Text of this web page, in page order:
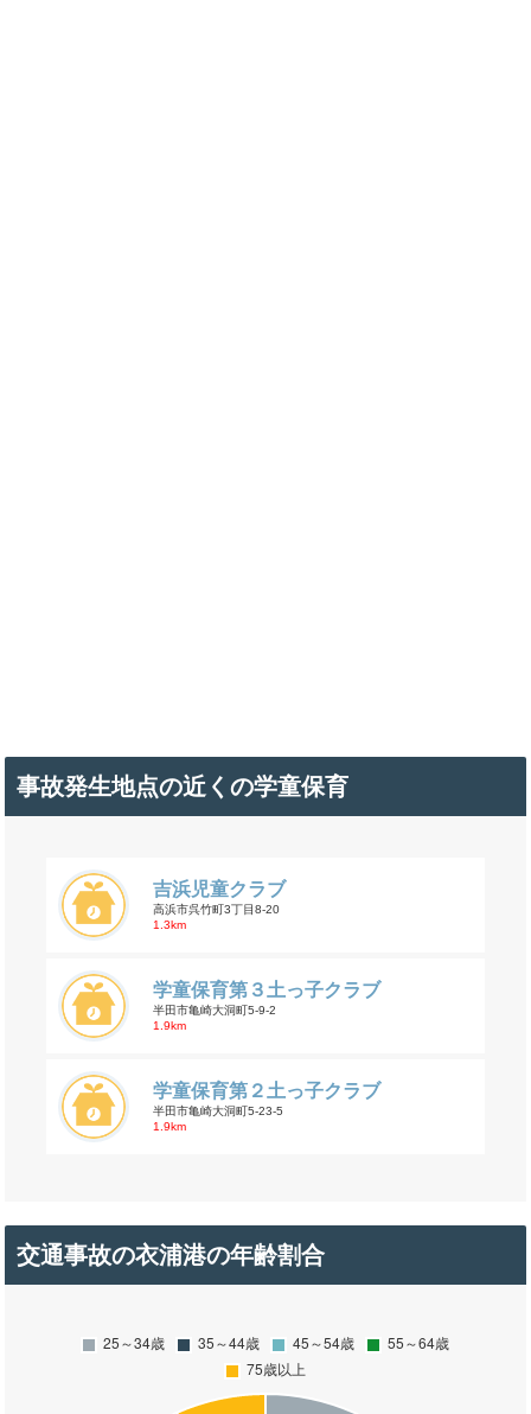
事故発生地点の近くの学童保育
吉浜児童クラブ
高浜市呉竹町3丁目8-20
1.3km
学童保育第３土っ子クラブ
半田市亀崎大洞町5-9-2
1.9km
学童保育第２土っ子クラブ
半田市亀崎大洞町5-23-5
1.9km
交通事故の衣浦港の年齢割合